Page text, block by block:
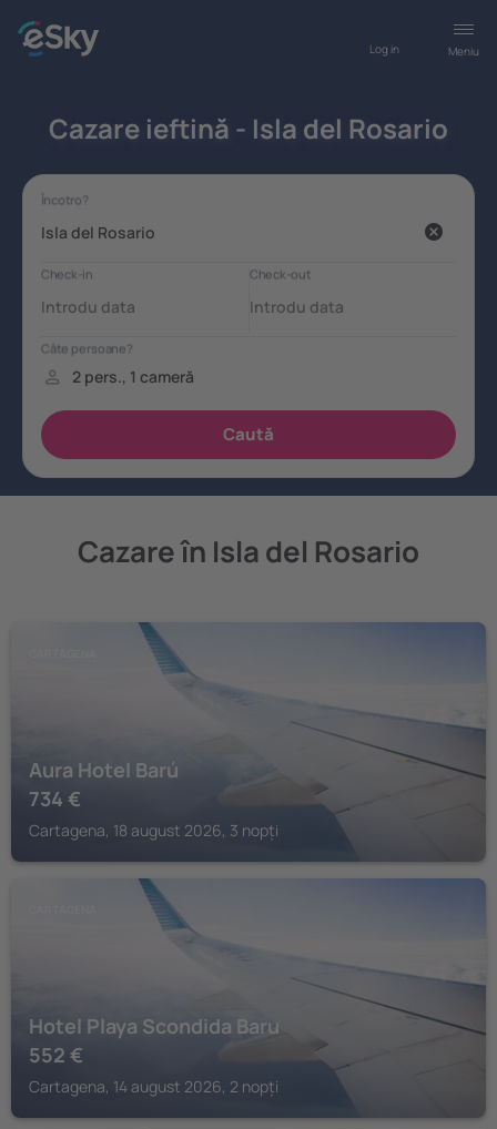
Meniu
Log in
Cazare ieftină - Isla del Rosario
Cazare în Isla del Rosario
Aura Hotel Barú
734 €
Cartagena, 18 august 2026, 3 nopți
Hotel Playa Scondida Baru
552 €
Cartagena, 14 august 2026, 2 nopți